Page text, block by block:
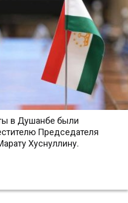
в Душанбе были
Председателя
Хуснуллину.